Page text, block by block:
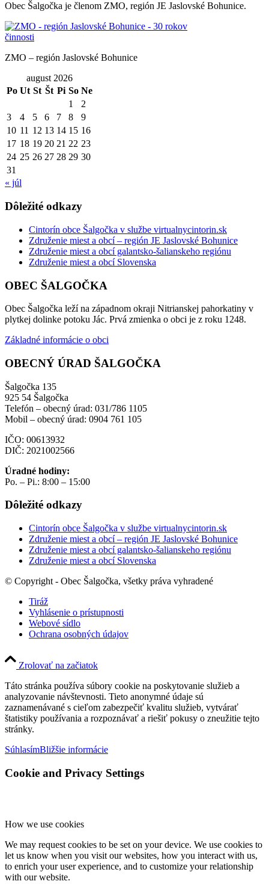
Obec Šalgočka je členom ZMO, región JE Jaslovské Bohunice.
ZMO – región Jaslovské Bohunice
august 2026
Po Ut St Št Pi So Ne
1
2
3
4 5 6 7 8
9
10 11 12 13 14 15 16
17 18 19 20 21 22 23
24 25 26 27 28 29 30
31
« júl
Dôležité odkazy
Cintorín obce Šalgočka v službe virtualnycintorin.sk
Združenie miest a obcí – región JE Jaslovské Bohunice
Združenie miest a obcí galantsko-šalianskeho regiónu
Združenie miest a obcí Slovenska
OBEC ŠALGOČKA
Obec Šalgočka leží na západnom okraji Nitrianskej pahorkatiny v
plytkej dolinke potoku Jác. Prvá zmienka o obci je z roku 1248.
Základné informácie o obci
OBECNÝ ÚRAD ŠALGOČKA
Šalgočka 135
925 54 Šalgočka
Telefón – obecný úrad: 031/786 1105
Mobil – obecný úrad: 0904 761 105
IČO: 00613932
DIČ: 2021002566
Úradné hodiny:
Po. – Pi.: 8:00 – 15:00
Dôležité odkazy
Cintorín obce Šalgočka v službe virtualnycintorin.sk
Združenie miest a obcí – región JE Jaslovské Bohunice
Združenie miest a obcí galantsko-šalianskeho regiónu
Združenie miest a obcí Slovenska
© Copyright - Obec Šalgočka, všetky práva vyhradené
Tiráž
Vyhlásenie o prístupnosti
Webové sídlo
Ochrana osobných údajov
Zrolovať na začiatok
Táto stránka používa súbory cookie na poskytovanie služieb a
analyzovanie návštevnosti. Tieto anonymné údaje sú
zaznamenávané s cieľom zabezpečiť kvalitu služieb, vytvárať
štatistiky používania a rozpoznávať a riešiť pokusy o zneužitie tejto
stránky.
SúhlasímBližšie informácie
Cookie and Privacy Settings
How we use cookies
We may request cookies to be set on your device. We use cookies to
let us know when you visit our websites, how you interact with us,
to enrich your user experience, and to customize your relationship
with our website.